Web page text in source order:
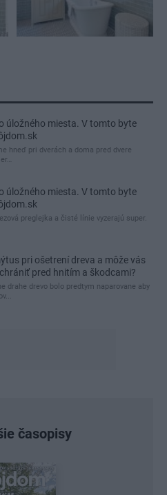
úložného miesta. V tomto byte
hneď pri dverách a doma pred dvere
úložného miesta. V tomto byte
preglejka a čisté línie vyzerajú super.
pri ošetrení dreva a môže vás
pred hnitím a škodcami?
drahe drevo bolo predtym naparovane aby
časopisy